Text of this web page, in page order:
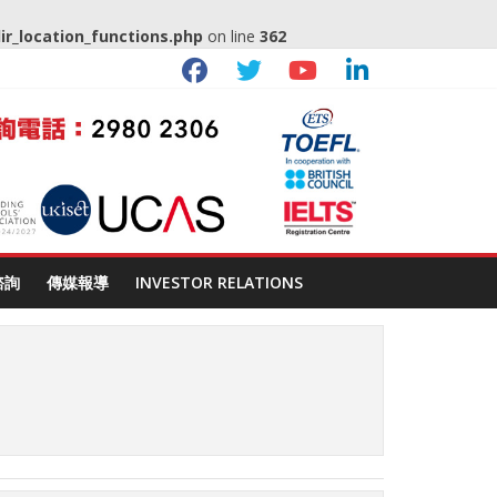
on line 362
詢 傳媒報導 INVESTOR RELATIONS